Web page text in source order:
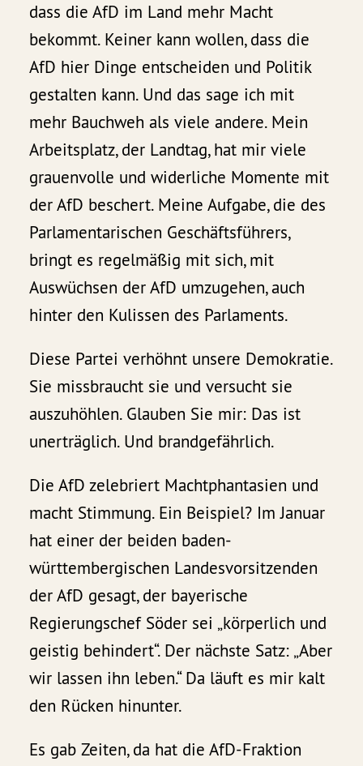
dass die AfD im Land mehr Macht
bekommt. Keiner kann wollen, dass die
AfD hier Dinge entscheiden und Politik
gestalten kann. Und das sage ich mit
mehr Bauchweh als viele andere. Mein
Arbeitsplatz, der Landtag, hat mir viele
grauenvolle und widerliche Momente mit
der AfD beschert. Meine Aufgabe, die des
Parlamentarischen Geschäftsführers,
bringt es regelmäßig mit sich, mit
Auswüchsen der AfD umzugehen, auch
hinter den Kulissen des Parlaments.
Diese Partei verhöhnt unsere Demokratie.
Sie missbraucht sie und versucht sie
auszuhöhlen. Glauben Sie mir: Das ist
unerträglich. Und brandgefährlich.
Die AfD zelebriert Machtphantasien und
macht Stimmung. Ein Beispiel? Im Januar
hat einer der beiden baden-
württembergischen Landesvorsitzenden
der AfD gesagt, der bayerische
Regierungschef Söder sei „körperlich und
geistig behindert“. Der nächste Satz: „Aber
wir lassen ihn leben.“ Da läuft es mir kalt
den Rücken hinunter.
Es gab Zeiten, da hat die AfD-Fraktion